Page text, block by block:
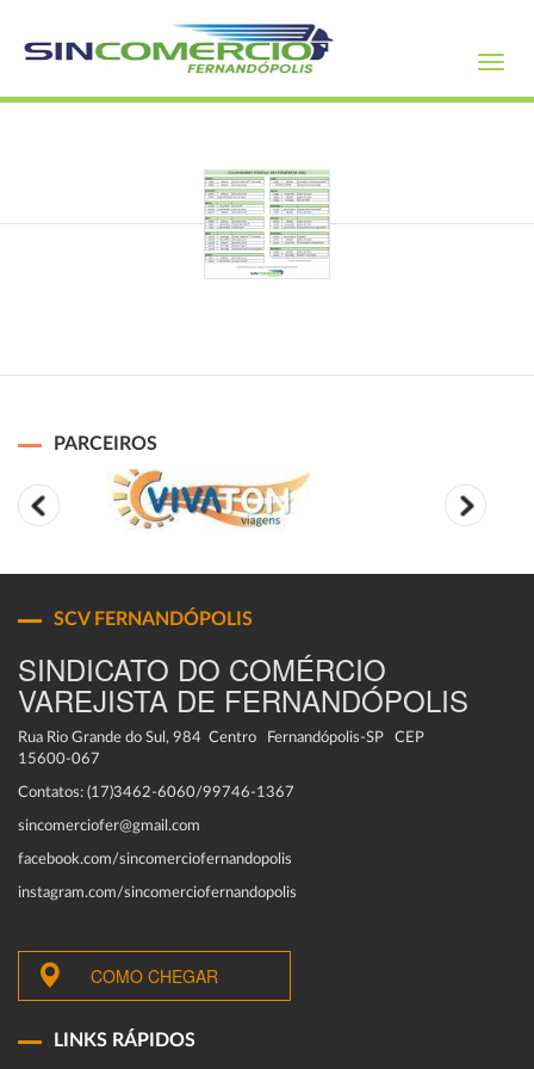
PARCEIROS
SCV FERNANDÓPOLIS
SINDICATO DO COMÉRCIO
VAREJISTA DE FERNANDÓPOLIS
Rua Rio Grande do Sul, 984 Centro Fernandópolis-SP CEP
15600-067
Contatos: (17)3462-6060/99746-1367
sincomerciofer@gmail.com
facebook.com/sincomerciofernandopolis
instagram.com/sincomerciofernandopolis
COMO CHEGAR
LINKS RÁPIDOS